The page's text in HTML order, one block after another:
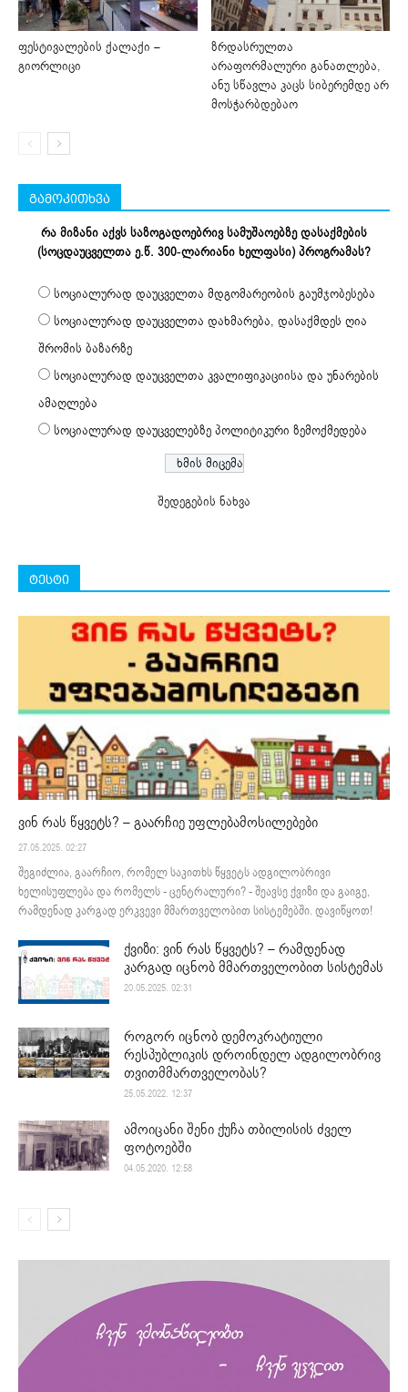
ფესტივალების ქალაქი –
გიორლიცი
ზრდასრულთა
არაფორმალური განათლება,
ანუ სწავლა კაცს სიბერემდე არ
მოსჭარბდებაო
გამოკითხვა
რა მიზანი აქვს საზოგადოებრივ სამუშაოებზე დასაქმების
(სოცდაუცველთა ე.წ. 300-ლარიანი ხელფასი) პროგრამას?
სოციალურად დაუცველთა მდგომარეობის გაუმჯობესება
სოციალურად დაუცველთა დახმარება, დასაქმდეს ღია
შრომის ბაზარზე
სოციალურად დაუცველთა კვალიფიკაციისა და უნარების
ამაღლება
სოციალურად დაუცველებზე პოლიტიკური ზემოქმედება
შედეგების ნახვა
ტესტი
ვინ რას წყვეტს? – გაარჩიე უფლებამოსილებები
27.05.2025. 02:27
შეგიძლია, გაარჩიო, რომელ საკითხს წყვეტს ადგილობრივი
ხელისუფლება და რომელს - ცენტრალური? - შეავსე ქვიზი და გაიგე,
რამდენად კარგად ერკვევი მმართველობით სისტემებში. დავიწყოთ!
ქვიზი: ვინ რას წყვეტს? – რამდენად
კარგად იცნობ მმართველობით სისტემას
20.05.2025. 02:31
როგორ იცნობ დემოკრატიული
რესპუბლიკის დროინდელ ადგილობრივ
თვითმმართველობას?
25.05.2022. 12:37
ამოიცანი შენი ქუჩა თბილისის ძველ
ფოტოებში
04.05.2020. 12:58